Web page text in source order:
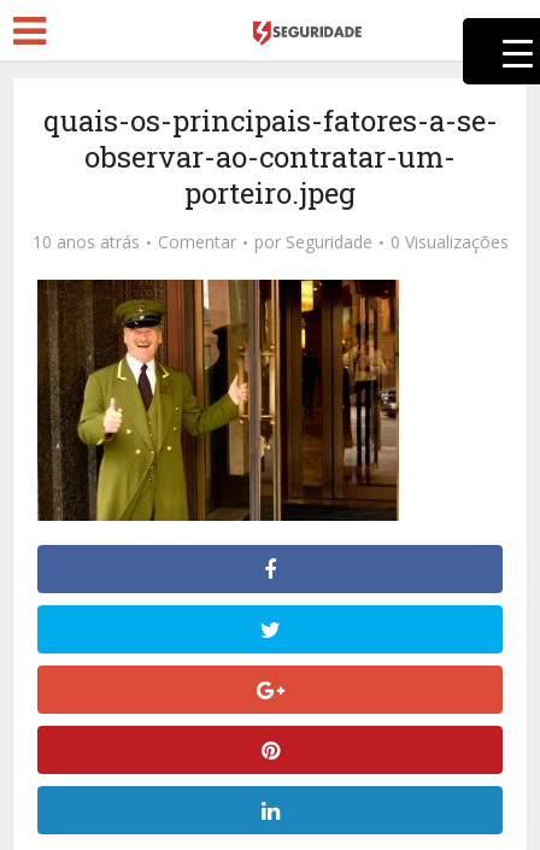
quais-os-principais-fatores-a-se-
observar-ao-contratar-um-
porteiro.jpeg
10 anos atrás Comentar por Seguridade 0 Visualizações